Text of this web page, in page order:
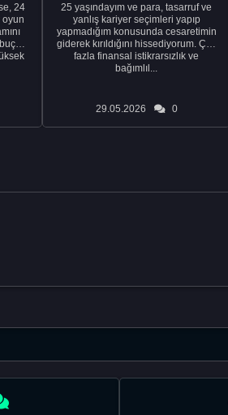
24
oyun
25 yaşındayım ve para, tasarruf ve
yanlış kariyer seçimleri yapıp
yapmadığım konusunda cesaretimin
giderek kırıldığını hissediyorum. Çok
fazla finansal istikrarsızlık ve
bağımlıl...
29.05.2026 0